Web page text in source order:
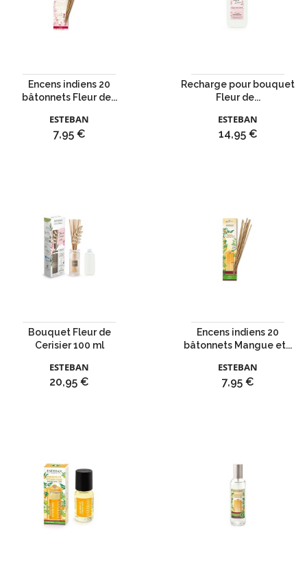
Encens indiens 20
bâtonnets Fleur de...
ESTEBAN
Prix
7,95 €
Recharge pour bouquet
Fleur de...
ESTEBAN
Prix
14,95 €
Bouquet Fleur de
Cerisier 100 ml
ESTEBAN
Prix
20,95 €
Encens indiens 20
bâtonnets Mangue et...
ESTEBAN
Prix
7,95 €